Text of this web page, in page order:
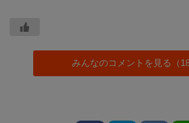
みんなのコメントを見る（18